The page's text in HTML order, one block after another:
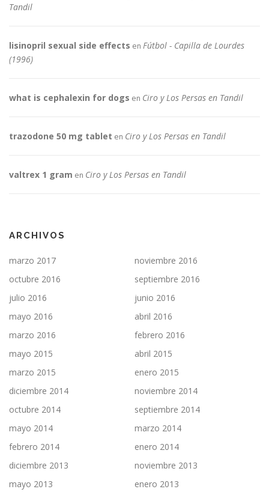
Tandil
lisinopril sexual side effects en Fútbol - Capilla de Lourdes
(1996)
what is cephalexin for dogs en Ciro y Los Persas en Tandil
trazodone 50 mg tablet en Ciro y Los Persas en Tandil
valtrex 1 gram en Ciro y Los Persas en Tandil
ARCHIVOS
marzo 2017
noviembre 2016
octubre 2016
septiembre 2016
julio 2016
junio 2016
mayo 2016
abril 2016
marzo 2016
febrero 2016
mayo 2015
abril 2015
marzo 2015
enero 2015
diciembre 2014
noviembre 2014
octubre 2014
septiembre 2014
mayo 2014
marzo 2014
febrero 2014
enero 2014
diciembre 2013
noviembre 2013
mayo 2013
enero 2013